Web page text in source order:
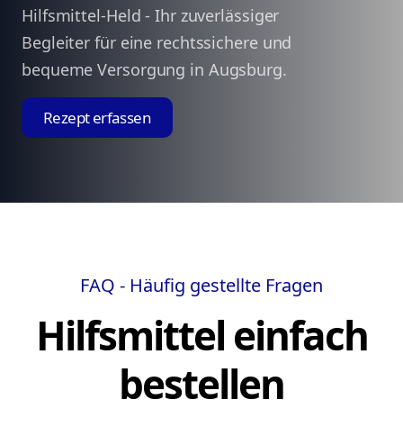
Hilfsmittel-Held - Ihr zuverlässiger
Begleiter für eine rechtssichere und
bequeme Versorgung in Augsburg.
Rezept erfassen
FAQ - Häufig gestellte Fragen
Hilfsmittel einfach
bestellen